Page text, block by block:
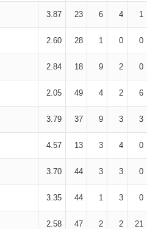
3.87 23 6 4 1
2.60 28 1 0 0
2.84 18 9 2 0
2.05 49 4 2 6
3.79 37 9 3 3
4.57 13 3 4 0
3.70 44 3 3 0
3.35 44 1 3 0
2.58 47 2 2 21